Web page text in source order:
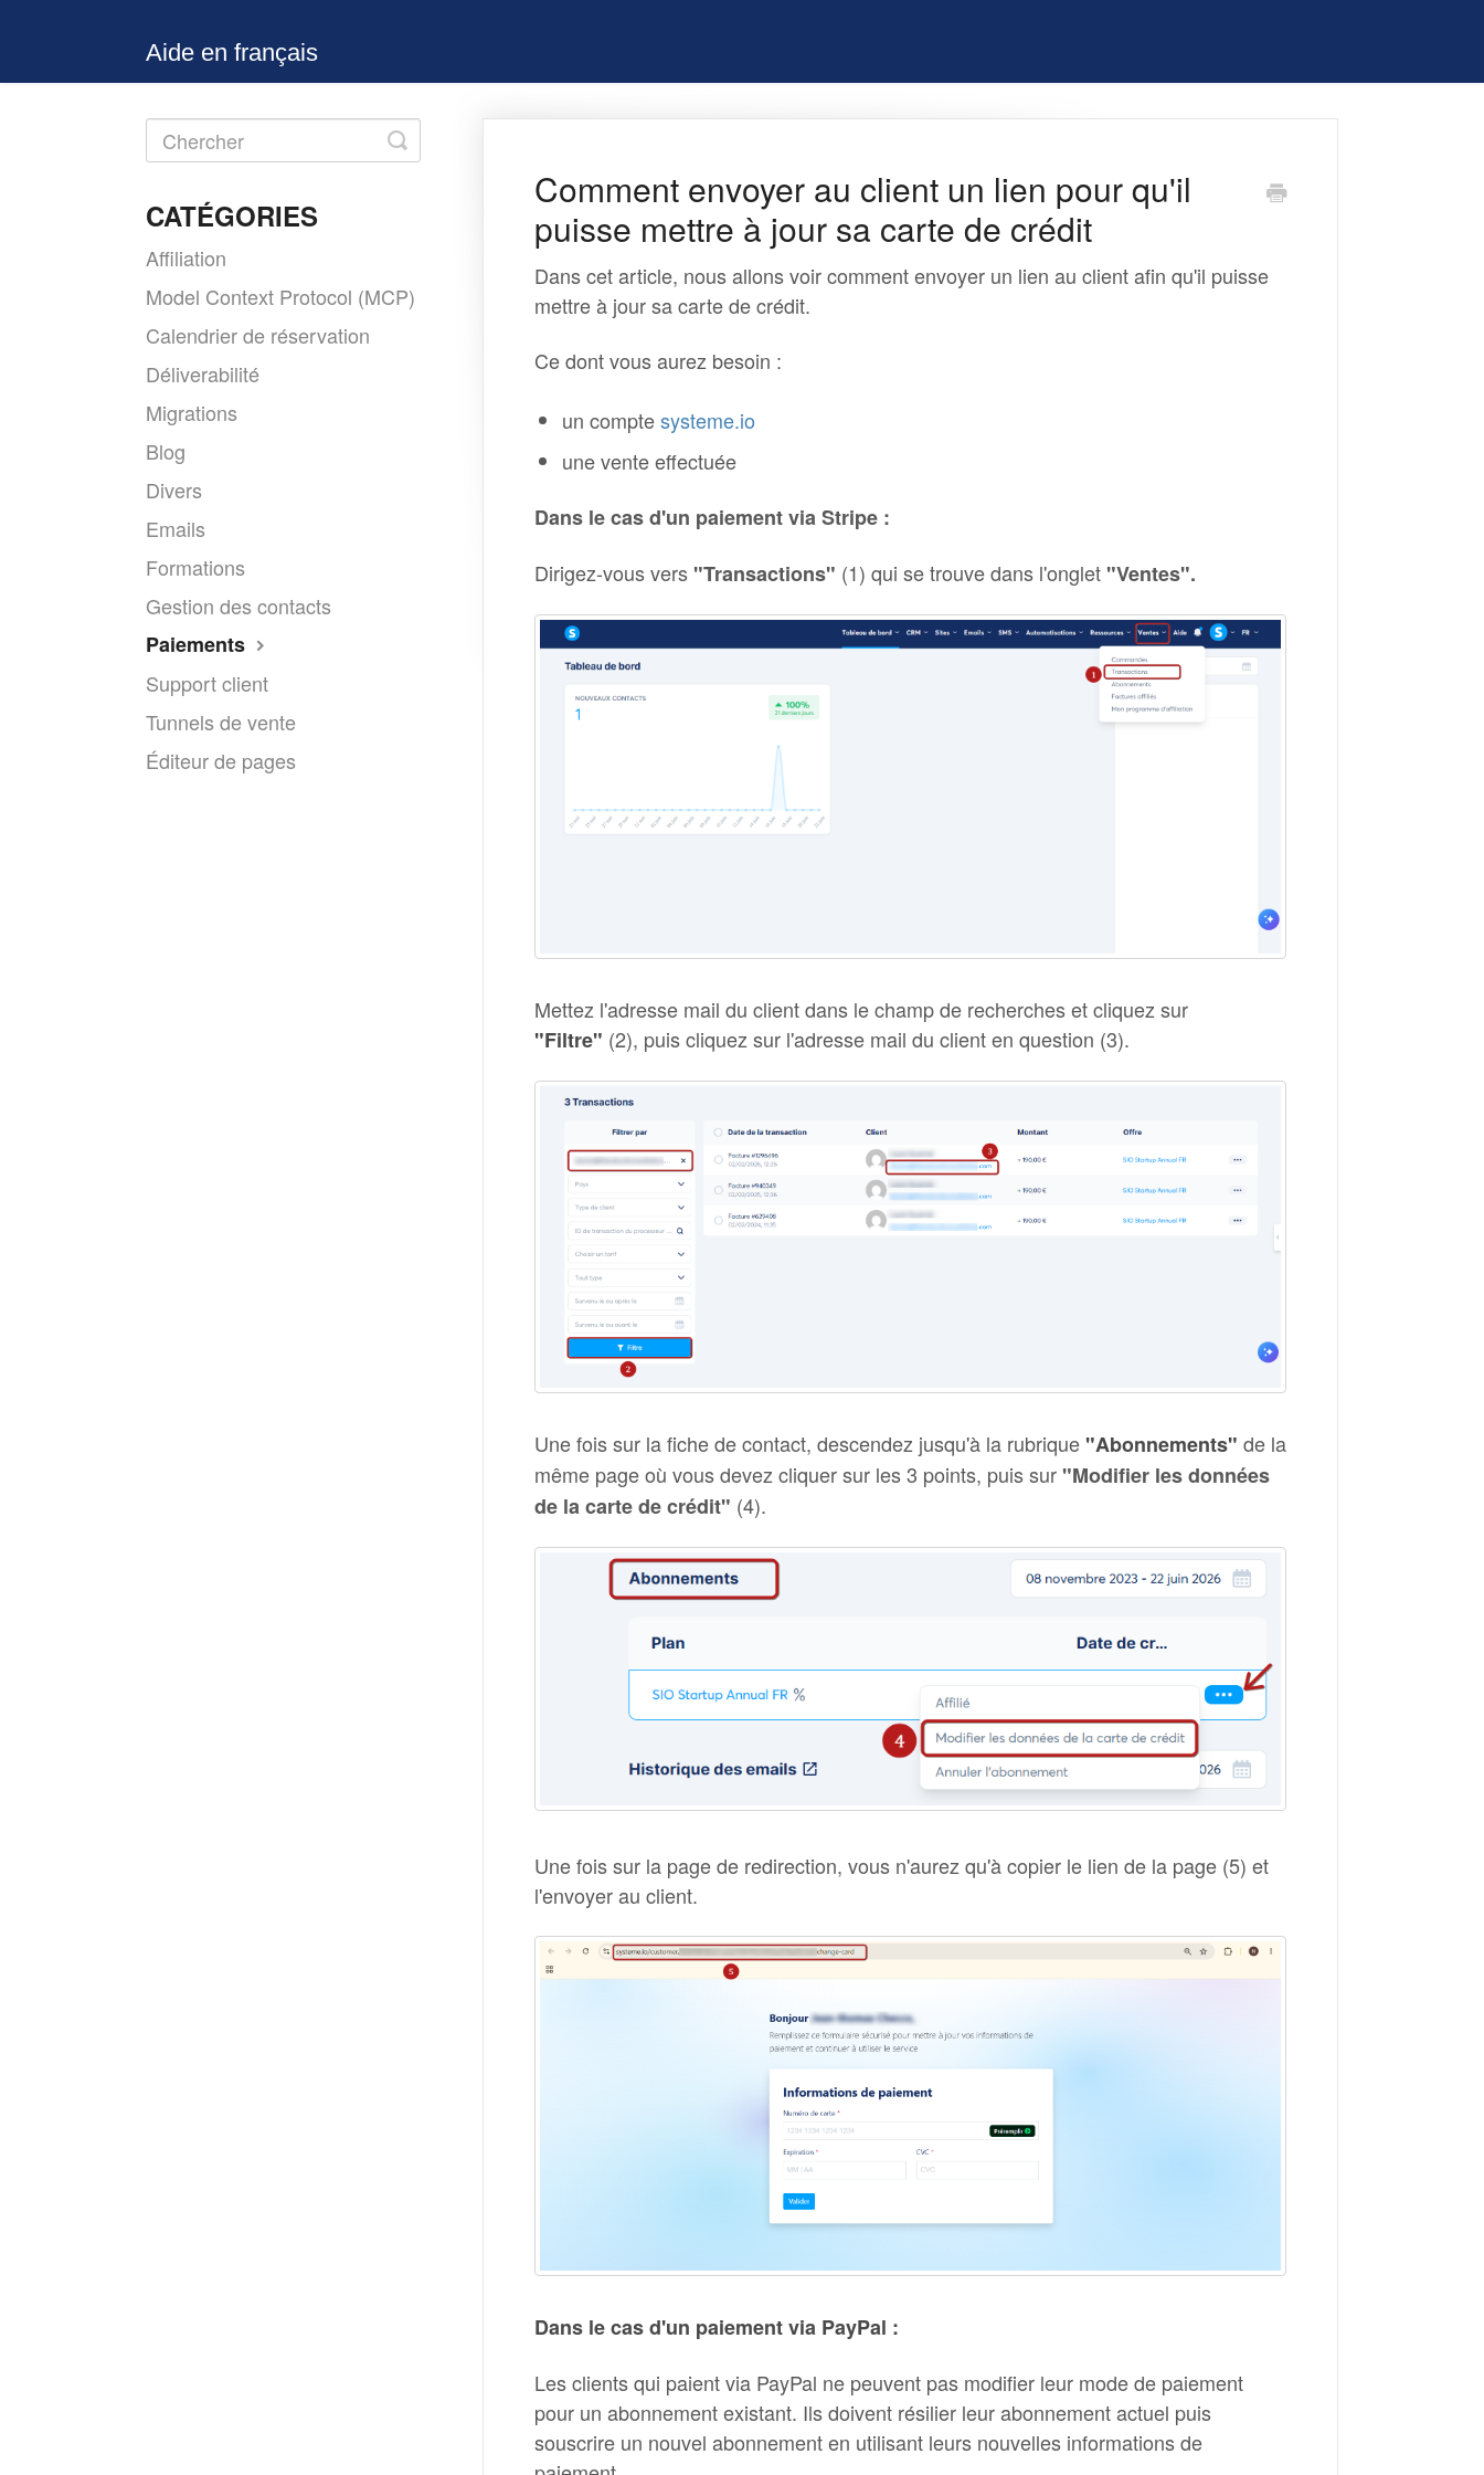
Aide en français
Comment envoyer au client un lien pour qu'il
puisse mettre à jour sa carte de crédit
Dans cet article, nous allons voir comment envoyer un lien au client afin qu'il puisse
mettre à jour sa carte de crédit.
Ce dont vous aurez besoin :
un comptesysteme.io
une vente effectuée
Dans le cas d'un paiement via Stripe :
Dirigez-vous vers"Transactions" (1) qui se trouve dans l'onglet"Ventes".
Mettez l'adresse mail du client dans le champ de recherches et cliquez sur
"Filtre" (2), puis cliquez sur l'adresse mail du client en question (3).
Une fois sur la fiche de contact, descendez jusqu'à la rubrique "Abonnements" de la
même page où vous devez cliquer sur les 3 points, puis sur "Modifier les données
de la carte de crédit" (4).
Une fois sur la page de redirection, vous n'aurez qu'à copier le lien de la page (5) et
l'envoyer au client.
Dans le cas d'un paiement via PayPal :
Les clients qui paient via PayPal ne peuvent pas modifier leur mode de paiement
pour un abonnement existant. Ils doivent résilier leur abonnement actuel puis
souscrire un nouvel abonnement en utilisant leurs nouvelles informations de
Toggle
Search
CATÉGORIES
Affiliation
Model Context Protocol (MCP)
Calendrier de réservation
Déliverabilité
Migrations
Blog
Divers
Emails
Formations
Gestion des contacts
Paiements
Support client
Tunnels de vente
Éditeur de pages